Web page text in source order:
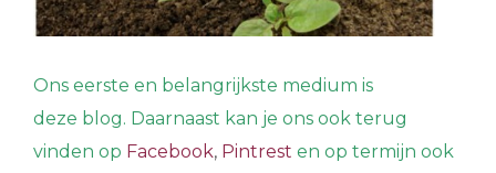
Ons eerste en belangrijkste medium is
deze blog. Daarnaast kan je ons ook terug
vinden op Facebook, Pintrest en op termijn ook